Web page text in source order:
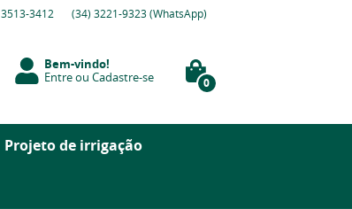
3513-3412 (34) 3221-9323(WhatsApp)
Bem-vindo!
EntreouCadastre-se 0
Projeto de irrigação